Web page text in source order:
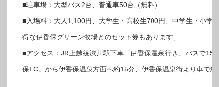
■駐車場：大型バス2台、普通車50台（無料）
■入場料：大人1,100円、大学生・高校生700円、中学生・小学
得な伊香保グリーン牧場とのセット券もあります）
■アクセス：JR上越線渋川駅下車「伊香保温泉行き」バスで15
保I.C」から伊香保温泉方面へ約15分、伊香保温泉街より車で約